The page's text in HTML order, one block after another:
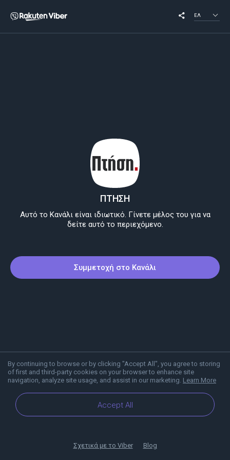
ΕΛ
By continuing to browse or by clicking "Accept All", you agree to storing
of first and third-party cookies on your browser to enhance site
navigation, analyze site usage, and assist in our marketing. Learn More
Accept All
ΠΤΗΣΗ
Αυτό το Κανάλι είναι ιδιωτικό. Γίνετε μέλος του για να
δείτε αυτό το περιεχόμενο.
Συμμετοχή στο Κανάλι
Σχετικά με το Viber Blog